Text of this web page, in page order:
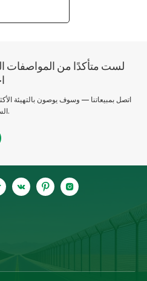
لست متأكدًا من المواصفات
اتصل بمبيعاتنا — وسوف يوصون بالتهيئة
السيناريو الخاص بك.